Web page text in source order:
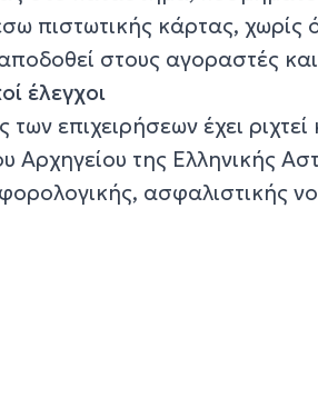
πιστωτικής κάρτας,
στους αγοραστές
έλεγχοι
των επιχειρήσεων έχει
Αρχηγείου της Ελληνικής
ασφαλιστικής